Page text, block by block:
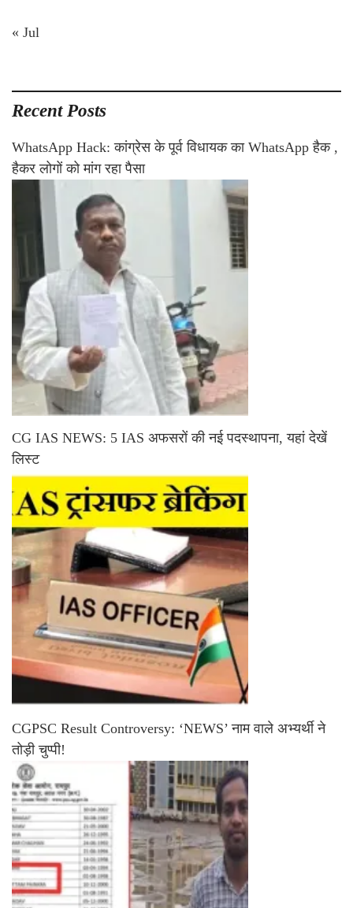
« Jul
Recent Posts
WhatsApp Hack: कांग्रेस के पूर्व विधायक का WhatsApp हैक ,
हैकर लोगों को मांग रहा पैसा
CG IAS NEWS: 5 IAS अफसरों की नई पदस्थापना, यहां देखें
लिस्ट
CGPSC Result Controversy: ‘NEWS’ नाम वाले अभ्यर्थी ने
तोड़ी चुप्पी!